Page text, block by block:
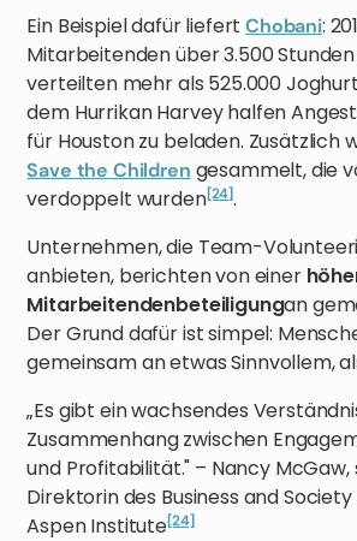
Ein Beispiel dafür liefertChobani:
Mitarbeitenden über 3.500
verteilten mehr als 525.000
dem Hurrikan Harvey halfen
für Houston zu beladen. Zusätzlich
Save the Children gesammelt, die
verdoppelt wurden[24].
Unternehmen, die Team-
anbieten, berichten von einer
Mitarbeitendenbeteiligungan
Der Grund dafür ist simpel:
gemeinsam an etwas Sinnvollem,
„Es gibt ein wachsendes
Zusammenhang zwischen
und Profitabilität." – Nancy
Direktorin des Business and
Aspen Institute[24]